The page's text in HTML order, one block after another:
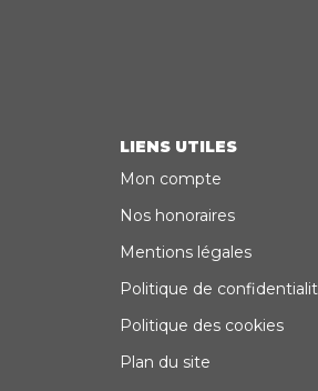
LIENS UTILES
Mon compte
Nos honoraires
Mentions légales
Politique de
Politique des cookies
Plan du site